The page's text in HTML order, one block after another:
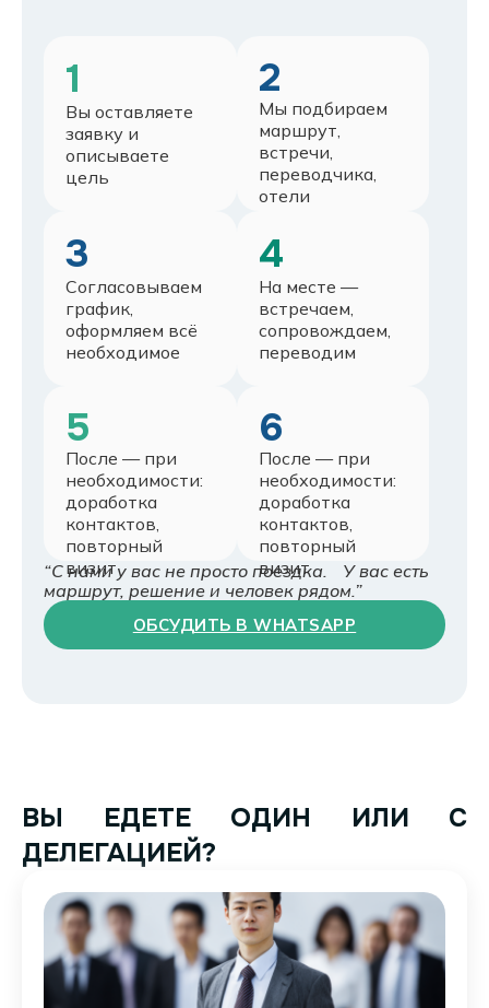
1
Вы оставляете
заявку и
описываете
цель
2
Мы подбираем
маршрут,
встречи,
переводчика,
отели
3
Согласовываем
график,
оформляем всё
необходимое
4
На месте —
встречаем,
сопровождаем,
переводим
5
После — при
необходимости:
доработка
контактов,
повторный
визит
6
После — при
необходимости:
доработка
контактов,
повторный
визит
“С нами у вас не просто поездка. У вас есть
маршрут, решение и человек рядом.”
ОБСУДИТЬ В WHATSAPP
ВЫ ЕДЕТЕ ОДИН ИЛИ С
ДЕЛЕГАЦИЕЙ?